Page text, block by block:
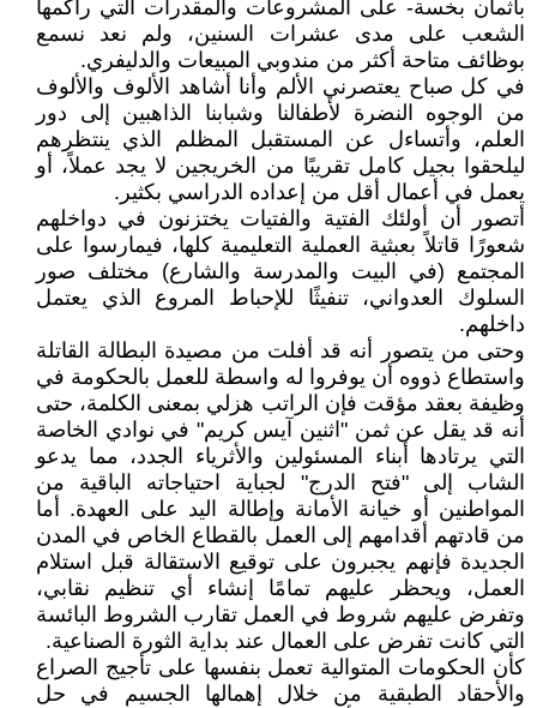
بأثمان بخسة- على المشروعات والمقدرات التي راكمها
الشعب على مدى عشرات السنين، ولم نعد نسمع
بوظائف متاحة أكثر من مندوبي المبيعات والدليفري.
في كل صباح يعتصرني الألم وأنا أشاهد الألوف والألوف
من الوجوه النضرة لأطفالنا وشبابنا الذاهبين إلى دور
العلم، وأتساءل عن المستقبل المظلم الذي ينتظرهم
ليلحقوا بجيل كامل تقريبًا من الخريجين لا يجد عملاً، أو
يعمل في أعمال أقل من إعداده الدراسي بكثير.
أتصور أن أولئك الفتية والفتيات يختزنون في دواخلهم
شعورًا قاتلاً بعبثية العملية التعليمية كلها، فيمارسوا على
المجتمع (في البيت والمدرسة والشارع) مختلف صور
السلوك العدواني، تنفيثًا للإحباط المروع الذي يعتمل
داخلهم.
وحتى من يتصور أنه قد أفلت من مصيدة البطالة القاتلة
واستطاع ذووه أن يوفروا له واسطة للعمل بالحكومة في
وظيفة بعقد مؤقت فإن الراتب هزلي بمعنى الكلمة، حتى
أنه قد يقل عن ثمن "اثنين آيس كريم" في نوادي الخاصة
التي يرتادها أبناء المسئولين والأثرياء الجدد، مما يدعو
الشاب إلى "فتح الدرج" لجباية احتياجاته الباقية من
المواطنين أو خيانة الأمانة وإطالة اليد على العهدة. أما
من قادتهم أقدامهم إلى العمل بالقطاع الخاص في المدن
الجديدة فإنهم يجبرون على توقيع الاستقالة قبل استلام
العمل، ويحظر عليهم تمامًا إنشاء أي تنظيم نقابي،
وتفرض عليهم شروط في العمل تقارب الشروط البائسة
التي كانت تفرض على العمال عند بداية الثورة الصناعية.
كأن الحكومات المتوالية تعمل بنفسها على تأجيج الصراع
والأحقاد الطبقية من خلال إهمالها الجسيم في حل